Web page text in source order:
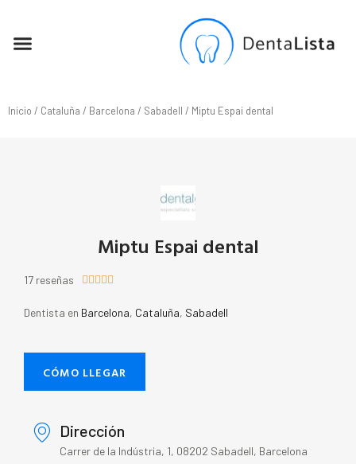
Inicio / Cataluña / Barcelona / Sabadell / Miptu Espai dental
Miptu Espai dental
17 reseñas     
Dentista en Barcelona, Cataluña, Sabadell
CÓMO LLEGAR
Dirección
Carrer de la Indústria, 1, 08202 Sabadell, Barcelona